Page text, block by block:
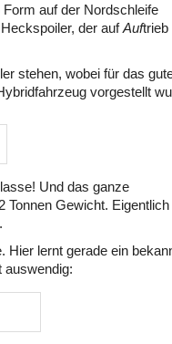
auf der Nordschleife
der aufAuftrieb
stehen, wobei für das
vorgestellt
Und das ganze
Gewicht.
Hier lernt gerade ein
auswendig: